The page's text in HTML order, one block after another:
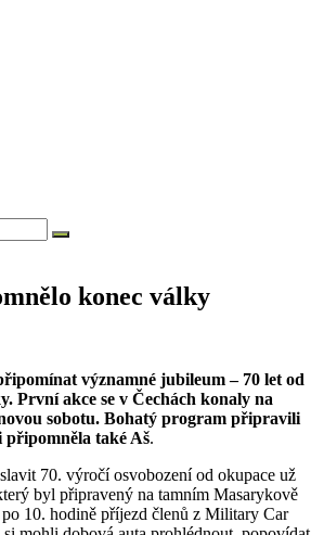
konec války
významné jubileum – 70 let od
První akce se v Čechách konaly na
sobotu. Bohatý program připravili
také Aš.
70. výročí osvobození od okupace už
byl připravený na tamním Masarykově
10. hodině příjezd členů z Military Car